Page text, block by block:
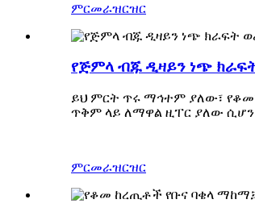
ምርመራዝርዝር
የጅምላ ብጁ ዲዛይን ነጭ
ይህ ምርት ጥሩ ማኅተም ያለው፣
ጥቅም ላይ ለማዋል ዚፐር ያለው
ምርመራዝርዝር